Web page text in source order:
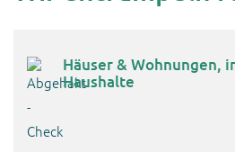
Häuser & Wohnungen,
Haushalte